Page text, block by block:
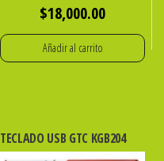
$18,000.00
Añadir al carrito
TECLADO USB GTC KGB204